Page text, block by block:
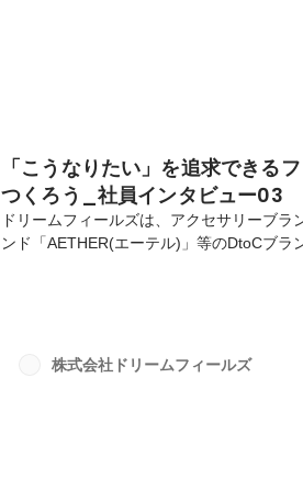
「こうなりたい」を追求できる
つくろう_社員インタビュー03
ドリームフィールズは、アクセサリーブ
ンド「AETHER(エーテル)」等のDtoCブラ
迎えるドリームフィールズは、今期、ミッ
ーマに連載しています。一緒にときめきを
株式会社ドリームフィールズ